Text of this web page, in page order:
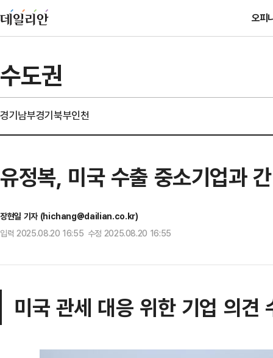
오피
수도권
경기남부경기북부인천
유정복, 미국 수출 중소기업과
장현일 기자 (hichang@dailian.co.kr)
입력 2025.08.20 16:55 수정 2025.08.20 16:55
미국 관세 대응 위한 기업 의